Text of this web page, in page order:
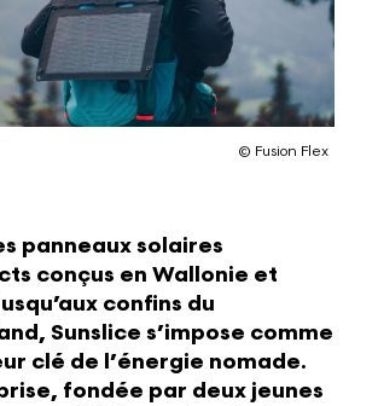
© Fusion Flex
panneaux solaires
conçus en Wallonie et
confins du
Sunslice s’impose comme
clé de l’énergie nomade.
fondée par deux jeunes